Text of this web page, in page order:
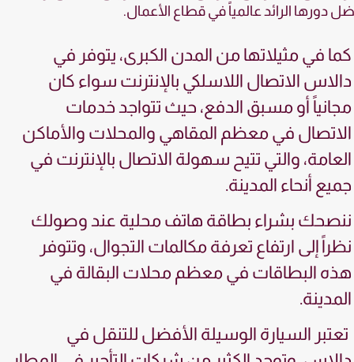
دورها الرائد عالمياً في قطاع الأعمال.
كما في مثيلاتها من المدن الكبرى، يتوفر في
دالاس الاتصال اللاسلكي بالإنترنت سواء كان
مجانياً أو مسبق الدفع، حيث تتواجد خدمات
الاتصال في معظم المقاهي والمحلات والأماكن
العامة، والتي تتيح سهولة الاتصال بالإنترنت في
جميع أنحاء المدينة.
ننصحك بشراء بطاقة هاتف محلية عند وصولك
نظراً إلى ارتفاع تعرفة مكالمات التجوال، وتتوفر
هذه البطاقات في معظم محلات البقالة في
المدينة.
تعتبر السيارة الوسيلة الأفضل للتنقل في